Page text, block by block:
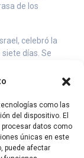
como las
del dispositivo. El
datos como
únicas en este
puede afectar
de los
celebró la
días. Se
bendijeron al
desbordante
a su servidor